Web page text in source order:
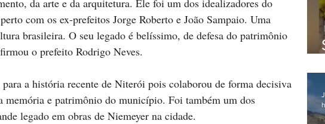
da arte e da arquitetura. Ele foi um dos idealizadores do
com os ex-prefeitos Jorge Roberto e João Sampaio. Uma
brasileira. O seu legado é belíssimo, de defesa do patrimônio
o prefeito Rodrigo Neves.
a história recente de Niterói pois colaborou de forma decisiva
memória e patrimônio do município. Foi também um dos
legado em obras de Niemeyer na cidade.